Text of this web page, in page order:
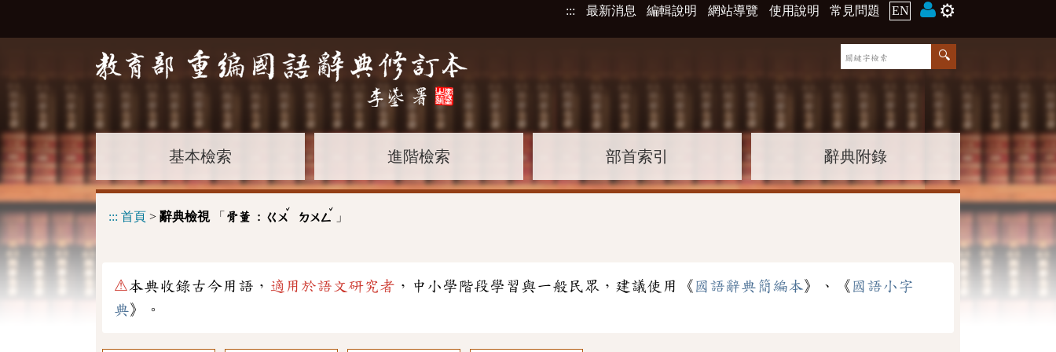
::: 最新消息 編輯說明 網站導覽 使用說明 常見問題 EN ⚙️
基本檢索 進階檢索 部首索引 辭典附錄
::: 首頁 > 辭典檢視「 骨董 : ㄍㄨ
ˇ
ㄉㄨㄥ
ˇ
」
⚠本典收錄古今用語， 適用於語文研究者 ，中小學階段學習與一般民眾，建議使用《 國語辭典簡編本》、《 國語小字
典》。